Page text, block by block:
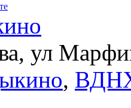
ул
,